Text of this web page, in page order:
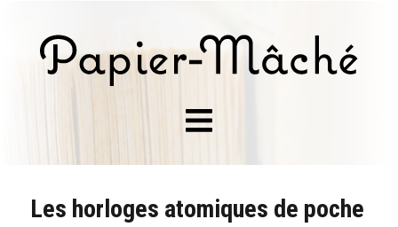
Les horloges atomiques de poche